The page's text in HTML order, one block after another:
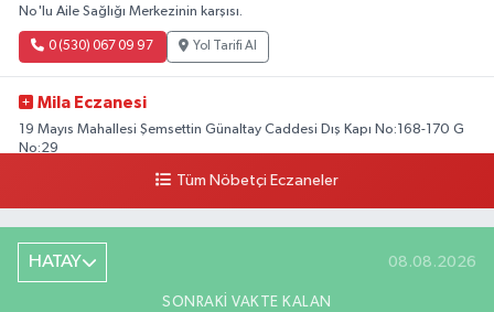
No'lu Aile Sağlığı Merkezinin karşısı.
0 (530) 067 09 97 Yol Tarifi Al
Mila Eczanesi
19 Mayıs Mahallesi Şemsettin Günaltay Caddesi Dış Kapı No:168-170 G
No:29
Yol Tarifi Al
Kasımpaşa Eczanesi
Yahya Kahya Mahallesi Kasımpaşa Bostanı Sokak 18A Mutfak Ekipmanları
Satan Dükkanların Olduğu Caddede Denizbank'ın Karşısı, Albaraka'nın
Tüm Nöbetçi Eczaneler
HATAY 08.08.2026
SONRAKI VAKTE KALAN